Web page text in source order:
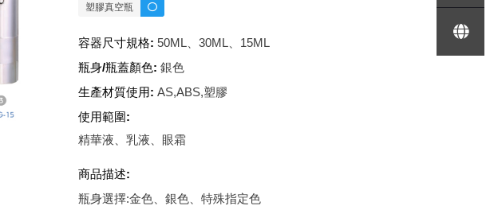
壓克力面霜瓶 AE/BE/CE專區
壓克力面霜瓶 B2/B3/B4專區
壓克力面霜瓶 O1/O2專區
壓克力面霜瓶 BX專區
壓克力面霜瓶 EJ專區
塑膠真空瓶
容器尺寸規格: 50ML、30ML、15ML
瓶身/瓶蓋顏色: 銀色
生產材質使用: AS,ABS,塑膠
使用範圍:
精華液、乳液、眼霜
商品描述:
瓶身選擇:金色、銀色、特殊指定色